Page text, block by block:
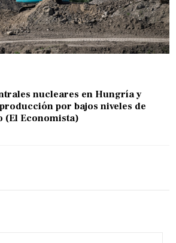
nucleares en Hungría y
por bajos niveles de
(El Economista)